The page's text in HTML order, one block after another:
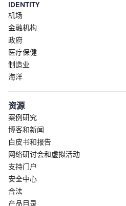
IDENTITY
机场
金融机构
政府
医疗保健
制造业
海洋
资源
案例研究
博客和新闻
白皮书和报告
网络研讨会和虚拟活动
支持门户
安全中心
合法
产品目录